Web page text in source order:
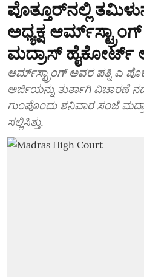
ಪೊತ್ತೂರ್‌ನಲ್ಲಿ
ಅಧ್ಯಕ್ಷ
ಮದ್ರಾಸ್ ಹೈಕೋರ್ಟ್
ಆರ್ಮ್‌ಸ್ಟ್ರಾಂಗ್‌ ಅವರ ಪತ್ನಿ ಎ
ಅರ್ಜಿಯನ್ನು ತುರ್ತಾಗಿ ವಿಚಾರಣೆ
ಗುಂಪೊಂದು ಶನಿವಾರ ಸಂಜೆ
ಸಲ್ಲಿಸಿತ್ತು.